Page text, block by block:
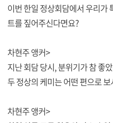
이번 한일 정상회담에서 우리가
트를 짚어주신다면요?
차현주 앵커>
지난 회담 당시, 분위기가 참 좋
두 정상의 케미는 어떤 편으로
차현주 앵커>